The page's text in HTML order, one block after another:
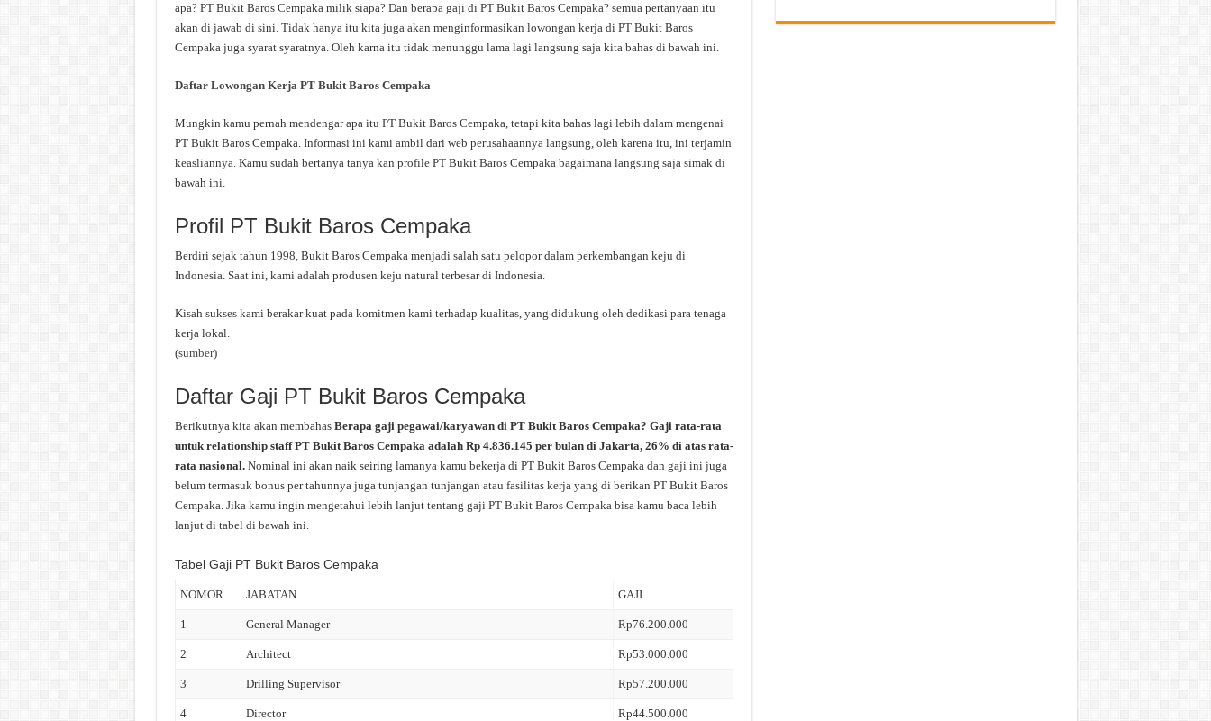
apa? PT Bukit Baros Cempaka milik siapa? Dan berapa gaji di PT Bukit Baros Cempaka? semua pertanyaan itu
akan di jawab di sini. Tidak hanya itu kita juga akan menginformasikan lowongan kerja di PT Bukit Baros
Cempaka juga syarat syaratnya. Oleh karna itu tidak menunggu lama lagi langsung saja kita bahas di bawah ini.
Daftar Lowongan Kerja PT Bukit Baros Cempaka
Mungkin kamu pernah mendengar apa itu PT Bukit Baros Cempaka, tetapi kita bahas lagi lebih dalam mengenai
PT Bukit Baros Cempaka. Informasi ini kami ambil dari web perusahaannya langsung, oleh karena itu, ini terjamin
keasliannya. Kamu sudah bertanya tanya kan profile PT Bukit Baros Cempaka bagaimana langsung saja simak di
bawah ini.
Profil PT Bukit Baros Cempaka
Berdiri sejak tahun 1998, Bukit Baros Cempaka menjadi salah satu pelopor dalam perkembangan keju di
Indonesia. Saat ini, kami adalah produsen keju natural terbesar di Indonesia.
Kisah sukses kami berakar kuat pada komitmen kami terhadap kualitas, yang didukung oleh dedikasi para tenaga
kerja lokal.
(sumber)
Daftar Gaji PT Bukit Baros Cempaka
Berikutnya kita akan membahas Berapa gaji pegawai/karyawan di PT Bukit Baros Cempaka? Gaji rata-rata
untuk relationship staff PT Bukit Baros Cempaka adalah Rp 4.836.145 per bulan di Jakarta, 26% di atas rata-
rata nasional. Nominal ini akan naik seiring lamanya kamu bekerja di PT Bukit Baros Cempaka dan gaji ini juga
belum termasuk bonus per tahunnya juga tunjangan tunjangan atau fasilitas kerja yang di berikan PT Bukit Baros
Cempaka. Jika kamu ingin mengetahui lebih lanjut tentang gaji PT Bukit Baros Cempaka bisa kamu baca lebih
lanjut di tabel di bawah ini.
Tabel Gaji PT Bukit Baros Cempaka
NOMOR JABATAN GAJI
1 General Manager Rp76.200.000
2 Architect Rp53.000.000
3 Drilling Supervisor Rp57.200.000
4 Director Rp44.500.000